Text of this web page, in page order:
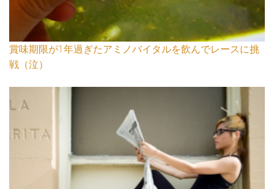
賞味期限が1年過ぎたアミノバイタルを飲んでレースに挑
戦（泣）